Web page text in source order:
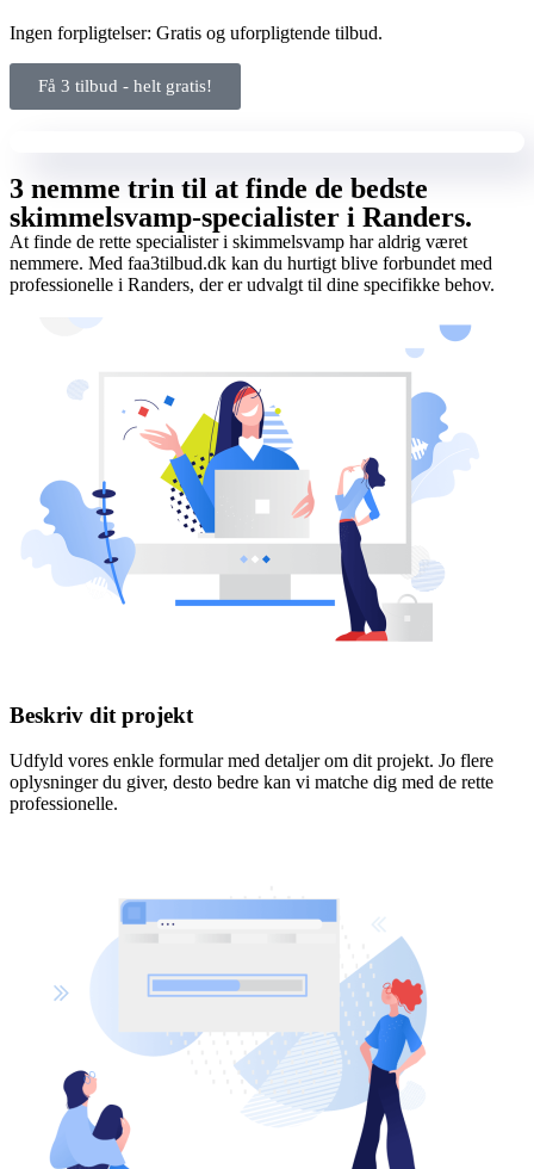
Ingen forpligtelser: Gratis og uforpligtende tilbud.
Få 3 tilbud - helt gratis!
3 nemme trin til at finde de bedste
skimmelsvamp-specialister i Randers.
At finde de rette specialister i skimmelsvamp har aldrig været
nemmere. Med faa3tilbud.dk kan du hurtigt blive forbundet med
professionelle i Randers, der er udvalgt til dine specifikke behov.
Beskriv dit projekt
Udfyld vores enkle formular med detaljer om dit projekt. Jo flere
oplysninger du giver, desto bedre kan vi matche dig med de rette
professionelle.